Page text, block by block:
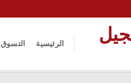
الرئيسية التسوق